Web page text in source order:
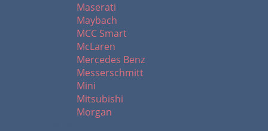
Maserati
Maybach
MCC Smart
McLaren
Mercedes Benz
Messerschmitt
Mini
Mitsubishi
Morgan